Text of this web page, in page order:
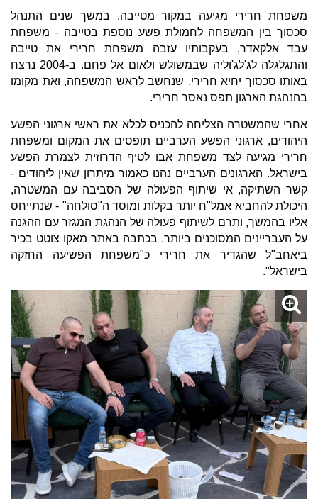
משפחת חרירי מגיעה במקור מטייבה. במשך שנים התנהל
סכסוך בין המשפחה לחמולת פשע נוספת בטייבה - משפחת
עבד אלקאדר, בעקבותיו עזבה משפחת חרירי את טייבה
והתגלגלה לג'לג'וליה שבמשולש ולאום אל פחם. ב-2004 נרצח
באותו סכסוך יחיא חרירי, שנחשב לראש המשפחה, ואת מקומו
בהנהגת הארגון תפס נאסר חרירי.
אחרי שהמשטרה הצליחה להכניס לכלא את ראשי ארגוני הפשע
היהודים, ארגוני הפשע הערביים תופסים את המקום ומשפחת
חרירי מגיעה לצד משפחת אבו לטיף הדרוזית לצמרת הפשע
בישראל. הארגונים הערביים נהנו כאמור מיתרון שאין ליהודים -
קשר השתיקה, אי שיתוף הפעולה של הסביבה עם המשטרה,
היכולת להחביא אמל"ח יותר בקלות ומוסד ה"סולחה" - שנתייחס
אליו בהמשך, ותרם לשיתוף פעולה של הנהגת המגזר עם ההגנה
על העבריינים המסוכנים ביותר. בכתבה באתר מאקו צוטט בכיר
ביאחב"ל שהגדיר את חרירי כ"משפחת הפשיעה החזקה
בישראל".